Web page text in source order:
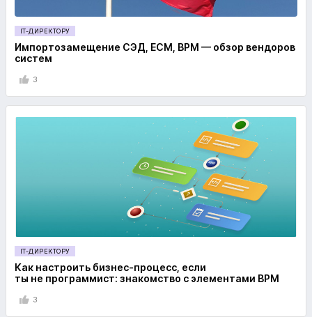
IT-ДИРЕКТОРУ
Импортозамещение СЭД, ECM, BPM — обзор вендоров
систем
3
IT-ДИРЕКТОРУ
Как настроить бизнес-процесс, если
ты не программист: знакомство с элементами BPM
3